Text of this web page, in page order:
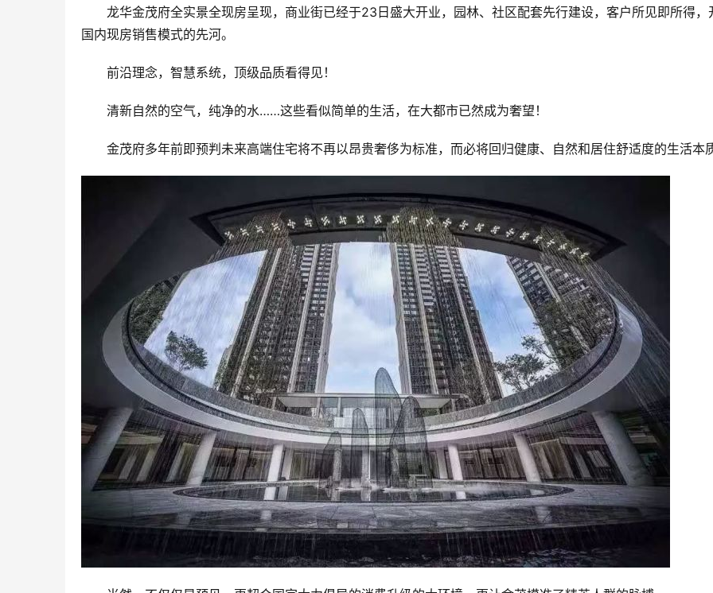
龙华金茂府全实景全现房呈现，商业街已经于23日盛大开业，园林、社区配套先行建设，客户所见即所得，
国内现房销售模式的先河。
前沿理念，智慧系统，顶级品质看得见！
清新自然的空气，纯净的水……这些看似简单的生活，在大都市已然成为奢望！
金茂府多年前即预判未来高端住宅将不再以昂贵奢侈为标准，而必将回归健康、自然和居住舒适度的生活本质